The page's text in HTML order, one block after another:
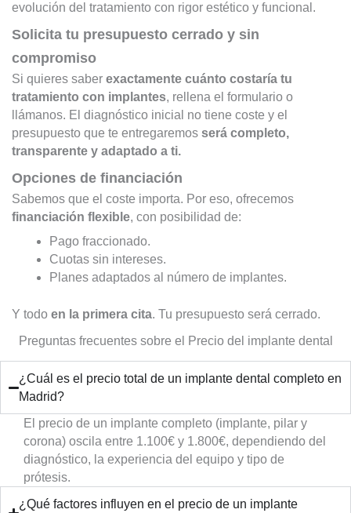
evolución del tratamiento con rigor estético y funcional.
Solicita tu presupuesto cerrado y sin
compromiso
Si quieres saber exactamente cuánto costaría tu
tratamiento con implantes, rellena el formulario o
llámanos. El diagnóstico inicial no tiene coste y el
presupuesto que te entregaremos será completo,
transparente y adaptado a ti.
Opciones de financiación
Sabemos que el coste importa. Por eso, ofrecemos
financiación flexible, con posibilidad de:
Pago fraccionado.
Cuotas sin intereses.
Planes adaptados al número de implantes.
Y todo en la primera cita. Tu presupuesto será cerrado.
Preguntas frecuentes sobre el Precio del implante dental
¿Cuál es el precio total de un implante dental completo en
Madrid?
El precio de un implante completo (implante, pilar y
corona) oscila entre 1.100€ y 1.800€, dependiendo del
diagnóstico, la experiencia del equipo y tipo de
prótesis.
¿Qué factores influyen en el precio de un implante